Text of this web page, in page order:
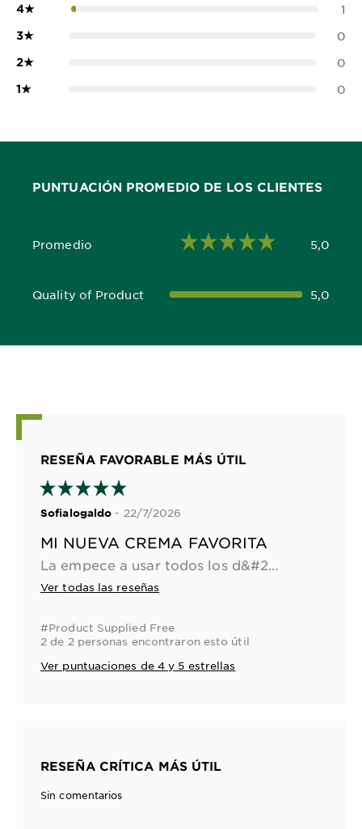
4★ 1
3★ 0
2★ 0
1★ 0
PUNTUACIÓN PROMEDIO DE LOS CLIENTES
Promedio
5,0 out of 5 stars 5,0
Quality of Product
5,0 out of 5 stars 5,0
RESEÑA FAVORABLE MÁS ÚTIL
Sofialogaldo - 22/7/2026
MI NUEVA CREMA FAVORITA
Ver todas las reseñas
#Product Supplied Free
2 de 2 personas encontraron esto útil
Ver puntuaciones de 4 y 5 estrellas
RESEÑA CRÍTICA MÁS ÚTIL
Sin comentarios